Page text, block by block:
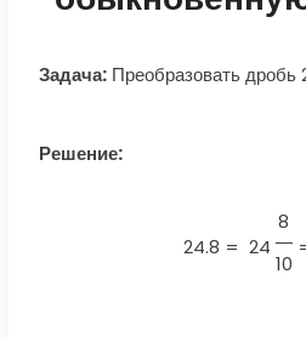
Задача:Преобразовать дробь
Решение:
24.8 = 24
8
10